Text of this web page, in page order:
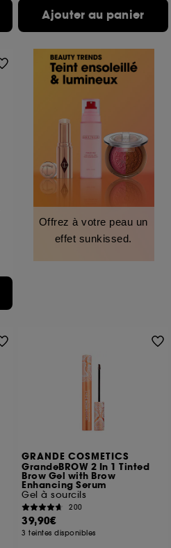
Ajouter au panier
Offrez à votre peau un
effet sunkissed.
GRANDE COSMETICS
GrandeBROW 2 In 1 Tinted
Brow Gel with Brow
Enhancing Serum
Gel à sourcils
200
39,90€
3 teintes disponibles